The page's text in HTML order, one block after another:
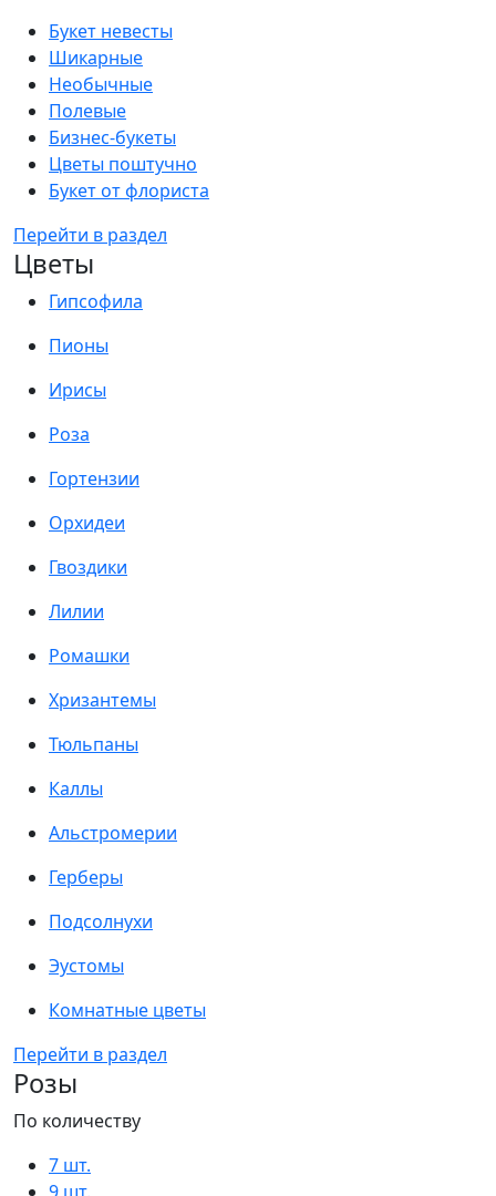
Букет невесты
Шикарные
Необычные
Полевые
Бизнес-букеты
Цветы поштучно
Букет от флориста
Перейти в раздел
Цветы
Гипсофила
Пионы
Ирисы
Роза
Гортензии
Орхидеи
Гвоздики
Лилии
Ромашки
Хризантемы
Тюльпаны
Каллы
Альстромерии
Герберы
Подсолнухи
Эустомы
Комнатные цветы
Перейти в раздел
Розы
По количеству
7 шт.